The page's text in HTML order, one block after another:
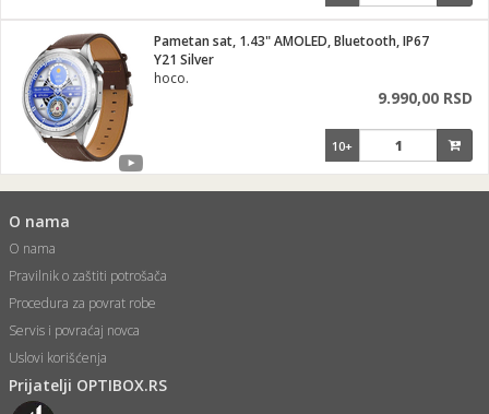
Pametan sat, 1.43" AMOLED, Bluetooth, IP67
Y21 Silver
hoco.
9.990,00 RSD
10+
O nama
O nama
Pravilnik o zaštiti potrošača
Procedura za povrat robe
Servis i povraćaj novca
Uslovi korišćenja
Prijatelji OPTIBOX.RS